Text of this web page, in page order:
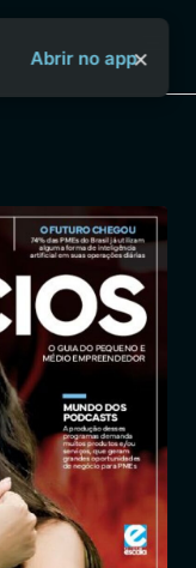
Bancah
Abrir no app×